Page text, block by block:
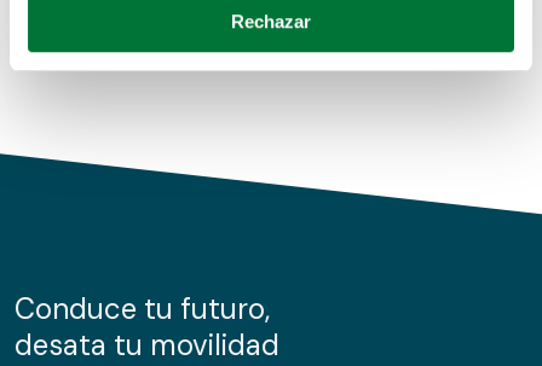
Obtenga más información sobre cómo se procesan sus
de cookies.
información sobre el uso que haga del sitio web con
nuestros partners de redes sociales, publicidad y análisis
Rechazar
Conduce tu futuro,
desata tu movilidad